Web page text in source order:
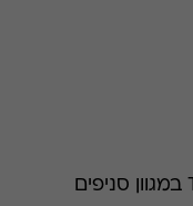
גיפט קארד למימוש ברשת TOUS במגוון סניפים